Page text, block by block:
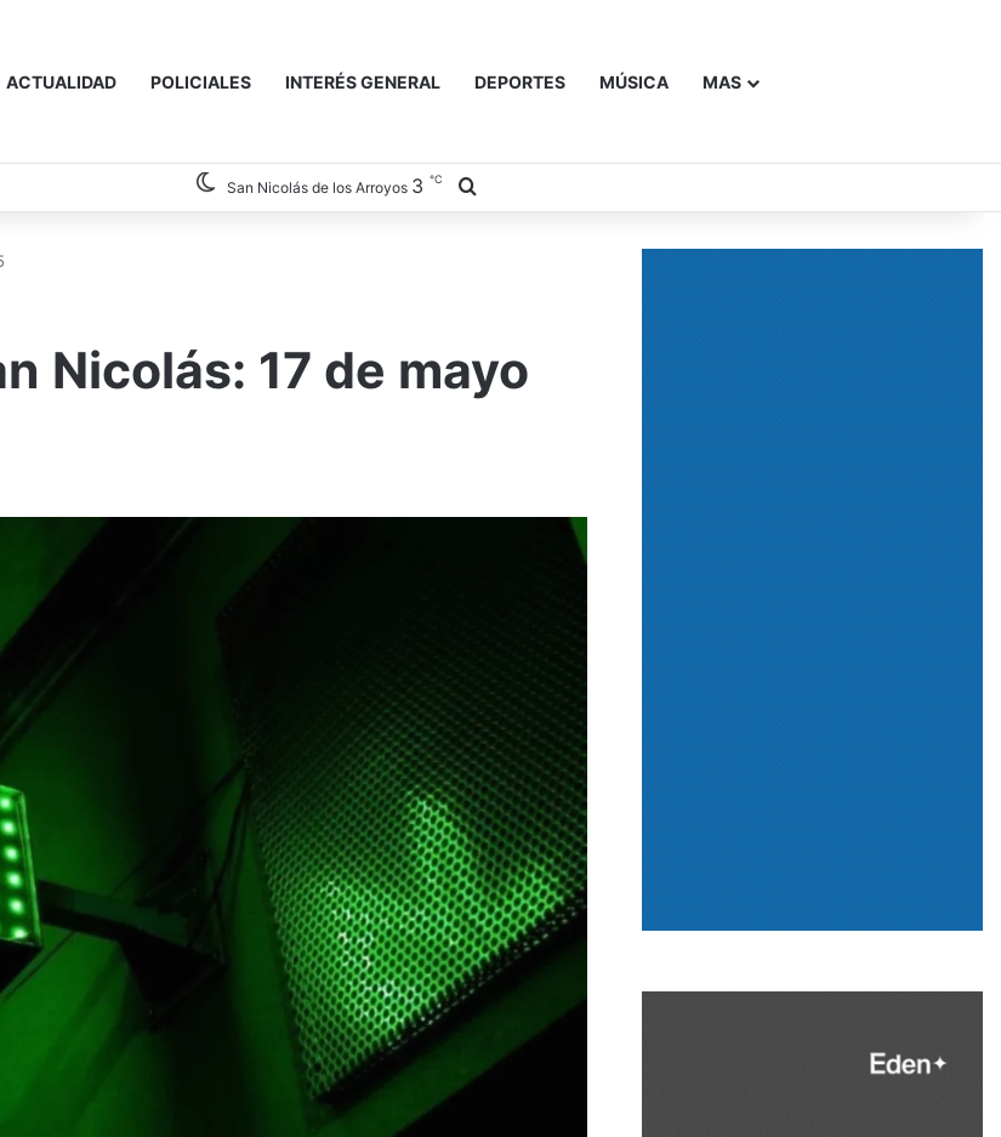
ACTUALIDAD POLICIALES INTERÉS GENERAL DEPORTES MÚSICA MAS
San Nicolás de los Arroyos 3 ℃ Buscar
Nicolás: 17 de mayo